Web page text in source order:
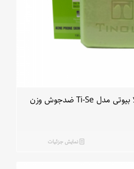
پن ضدجوش تینولا بیوتی مدل Ti-Se ضدجوش وزن
نمایش جزئیات